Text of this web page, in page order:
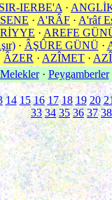
IERBE'A ·
· A'RÂF · A'râf
· AREFE
· ÂŞÛRE GÜNÜ·
ÂZER · AZÎMET ·
Melekler· Peygamberler
14 15 16 17 18 19 20
33 34 35 36 37 38